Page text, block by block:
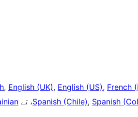
, English (UK), English (US), French
Spanish (Chile), Spanish ، تے